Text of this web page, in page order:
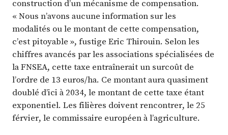
construction d’un mécanisme de compensation.
« Nous n’avons aucune information sur les
modalités ou le montant de cette compensation,
c’est pitoyable », fustige Eric Thirouin. Selon les
chiffres avancés par les associations spécialisées de
la FNSEA, cette taxe entraînerait un surcoût de
l’ordre de 13 euros/ha. Ce montant aura quasiment
doublé d’ici à 2034, le montant de cette taxe étant
exponentiel. Les filières doivent rencontrer, le 25
férvier, le commissaire européen à l’agriculture.